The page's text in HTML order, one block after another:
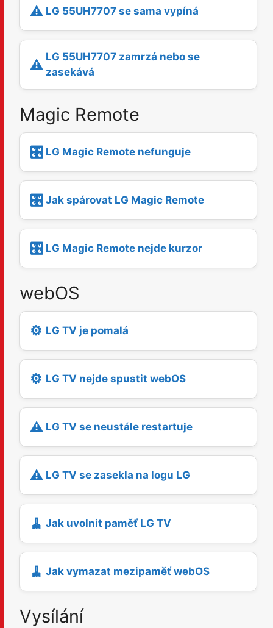
⚠️ LG 55UH7707 se sama vypíná
⚠️ LG 55UH7707 zamrzá nebo se
zasekává
Magic Remote
🎛️ LG Magic Remote nefunguje
🎛️ Jak spárovat LG Magic Remote
🎛️ LG Magic Remote nejde kurzor
webOS
⚙️ LG TV je pomalá
⚙️ LG TV nejde spustit webOS
⚠️ LG TV se neustále restartuje
⚠️ LG TV se zasekla na logu LG
🧹 Jak uvolnit paměť LG TV
🧹 Jak vymazat mezipaměť webOS
Vysílání